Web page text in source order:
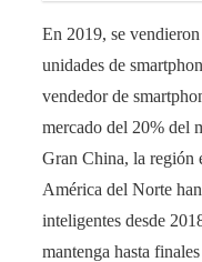
En 2019, se
unidades de
vendedor de
mercado del 20% del
Gran China, la región
América del Norte
inteligentes desde
mantenga hasta